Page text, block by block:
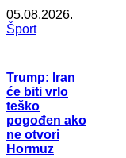
05.08.2026.
Šport
Trump: Iran
će biti vrlo
teško
pogođen ako
ne otvori
Hormuz